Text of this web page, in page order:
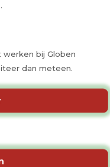
werken bij Globen
dan meteen.